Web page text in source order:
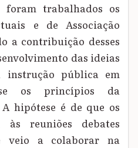
trabalhados os
e de Associação
a contribuição desses
das ideias
instrução pública em
se os princípios da
hipótese é de que os
às reuniões debates
veio a colaborar na